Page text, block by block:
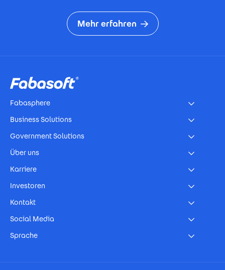
Mehr erfahren
Fabasphere
Business Solutions
Government Solutions
Über uns
Karriere
Investoren
Kontakt
Social Media
Sprache